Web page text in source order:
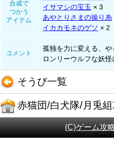
合成で
つかう
アイテム
イサマシの宝玉 × 3
あやとりさまの操り糸
イカカモネのゲソ × 2
コメント
孤独を力に変える、や
ロンリーウルフな妖怪
そうび一覧
赤猫団/白犬隊/月兎
(C)ゲーム攻